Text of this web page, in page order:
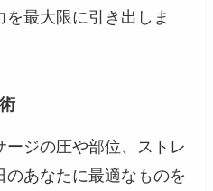
最大限に引き出しま
ジの圧や部位、ストレ
のあなたに最適なものを